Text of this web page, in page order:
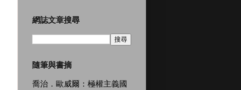
網誌文章搜尋
隨筆與書摘
喬治．歐威爾：極權主義國